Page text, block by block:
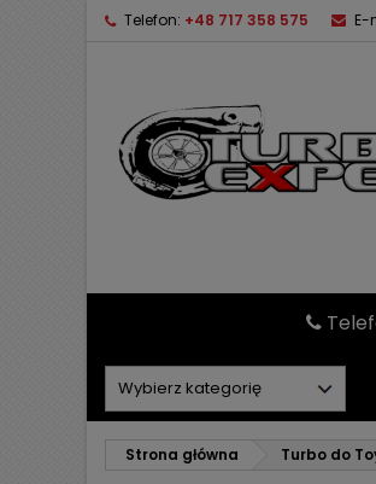
Telefon: +48 717 358 575 E-
Strona główna Turbo do